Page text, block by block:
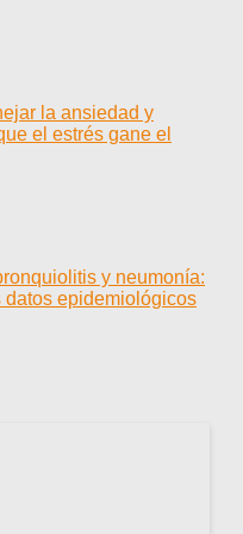
la ansiedad y
el estrés gane el
y neumonía:
datos epidemiológicos